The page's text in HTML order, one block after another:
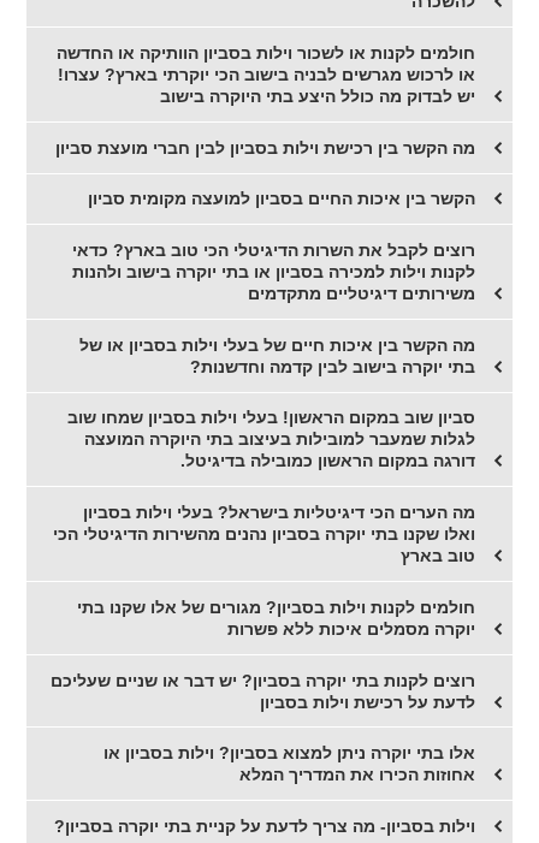
חולמים לקנות או לשכור וילות בסביון הוותיקה או החדשה
או לרכוש מגרשים לבניה בישוב הכי יוקרתי בארץ? עצרו!
יש לבדוק מה כולל היצע בתי היוקרה בישוב
מה הקשר בין רכישת וילות בסביון לבין חברי מועצת סביון
הקשר בין איכות החיים בסביון למועצה מקומית סביון
רוצים לקבל את השרות הדיגיטלי הכי טוב בארץ? כדאי
לקנות וילות למכירה בסביון או בתי יוקרה בישוב ולהנות
משירותים דיגיטליים מתקדמים
מה הקשר בין איכות חיים של בעלי וילות בסביון או של
בתי יוקרה בישוב לבין קדמה וחדשנות?
סביון שוב במקום הראשון! בעלי וילות בסביון שמחו שוב
לגלות שמעבר למובילות בעיצוב בתי היוקרה המועצה
דורגה במקום הראשון כמובילה בדיגיטל.
מה הערים הכי דיגיטליות בישראל? בעלי וילות בסביון
ואלו שקנו בתי יוקרה בסביון נהנים מהשירות הדיגיטלי הכי
טוב בארץ
חולמים לקנות וילות בסביון? מגורים של אלו שקנו בתי
יוקרה מסמלים איכות ללא פשרות
רוצים לקנות בתי יוקרה בסביון? יש דבר או שניים שעליכם
לדעת על רכישת וילות בסביון
אלו בתי יוקרה ניתן למצוא בסביון? וילות בסביון או
אחוזות הכירו את המדריך המלא
וילות בסביון- מה צריך לדעת על קניית בתי יוקרה בסביון?